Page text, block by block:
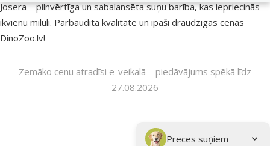
Josera – pilnvērtīga un sabalansēta suņu barība, kas iepriecinās
ikvienu mīluli. Pārbaudīta kvalitāte un īpaši draudzīgas cenas
DinoZoo.lv!
Zemāko cenu atradīsi e-veikalā – piedāvājums spēkā līdz
27.08.2026
Apakškategorija
Preces suņiem